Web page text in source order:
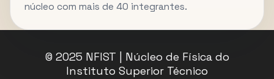
núcleo com mais de 40 integrantes.
© 2025 NFIST | Núcleo de Física do
Instituto Superior Técnico